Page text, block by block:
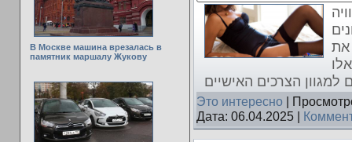
В Москве машина врезалась в
памятник маршалу Жукову
את
Это интересно|
Дата: 06.04.2025|